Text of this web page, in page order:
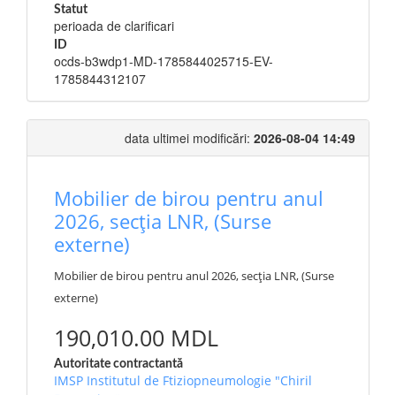
Statut
perioada de clarificari
ID
ocds-b3wdp1-MD-1785844025715-EV-
1785844312107
data ultimei modificări: 2026-08-04 14:49
Mobilier de birou pentru anul
2026, secția LNR, (Surse
externe)
Mobilier de birou pentru anul 2026, secția LNR, (Surse
externe)
190,010.00 MDL
Autoritate contractantă
IMSP Institutul de Ftiziopneumologie "Chiril